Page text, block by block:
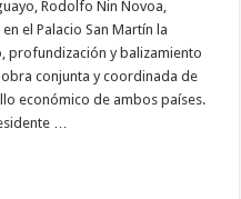
Rodolfo Nin Novoa,
el Palacio San Martín la
profundización y balizamiento
obra conjunta y coordinada de
económico de ambos países.
…